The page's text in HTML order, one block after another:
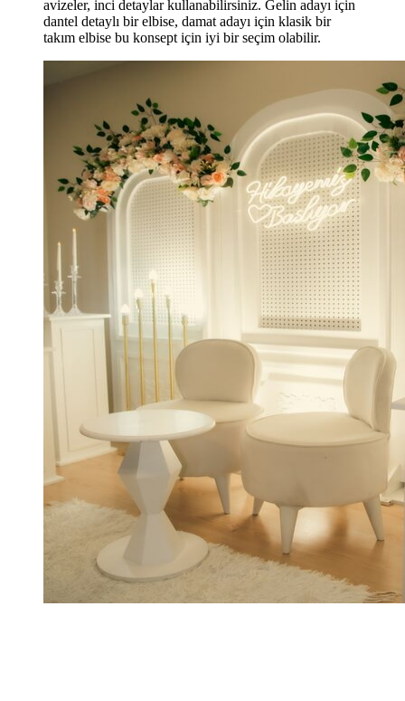
avizeler, inci detaylar kullanabilirsiniz. Gelin adayı için
dantel detaylı bir elbise, damat adayı için klasik bir
takım elbise bu konsept için iyi bir seçim olabilir.